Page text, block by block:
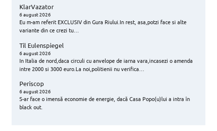
KlarVazator
6 august 2026
Eu m-am referit EXCLUSIV din Gura Riului.In rest, asa,potzi face si alte
variante din ce crezi tu…
Til Eulenspiegel
6 august 2026
In Italia de nord,daca circuli cu anvelope de iarna vara,incasezi o amenda
intre 2000 si 3000 euro.La noi,politienii nu verifica…
Periscop
6 august 2026
S-ar face o imensă economie de energie, dacă Casa Popo(u)lui a intra în
black out.